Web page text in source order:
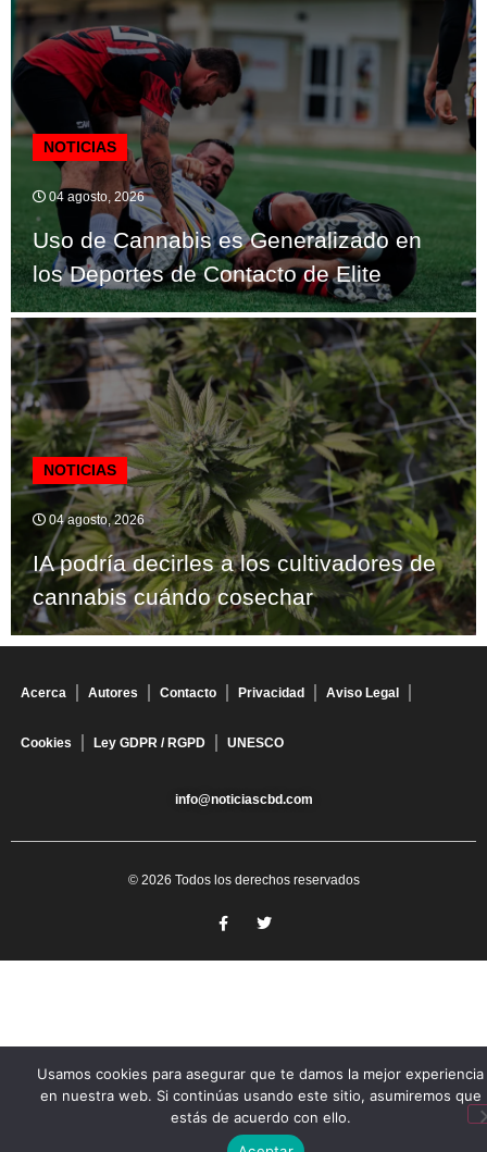
NOTICIAS
04 agosto, 2026
Uso de Cannabis es Generalizado en
los Deportes de Contacto de Elite
NOTICIAS
04 agosto, 2026
IA podría decirles a los cultivadores de
cannabis cuándo cosechar
Acerca Autores Contacto Privacidad Aviso Legal
Cookies Ley GDPR / RGPD UNESCO
info@noticiascbd.com
© 2026 Todos los derechos reservados
Usamos cookies para asegurar que te damos la mejor experiencia
en nuestra web. Si continúas usando este sitio, asumiremos que
estás de acuerdo con ello.